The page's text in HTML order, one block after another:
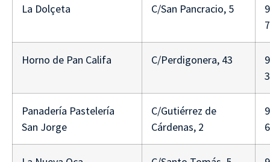
La Dolçeta C/San Pancracio, 5
Horno de Pan Califa C/Perdigonera, 43
Panadería Pastelería
San Jorge
C/Gutiérrez de
Cárdenas, 2